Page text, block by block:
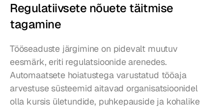
Regulatiivsete nõuete täitmise
tagamine
Tööseaduste järgimine on pidevalt muutuv
eesmärk, eriti regulatsioonide arenedes.
Automaatsete hoiatustega varustatud tööaja
arvestuse süsteemid aitavad organisatsioonidel
olla kursis ületundide, puhkepauside ja kohalike